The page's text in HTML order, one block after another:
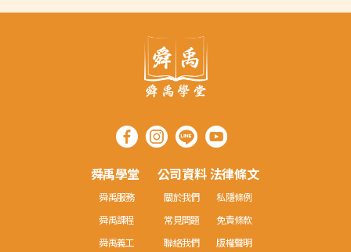
舜禹學堂
舜禹服務
舜禹課程
舜禹義工
公司資料
關於我們
常見問題
聯絡我們
法律條文
私隱條例
免責條款
版權聲明